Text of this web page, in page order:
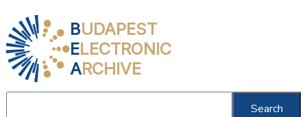
BUDAPEST
ELECTRONIC
ARCHIVE
Search